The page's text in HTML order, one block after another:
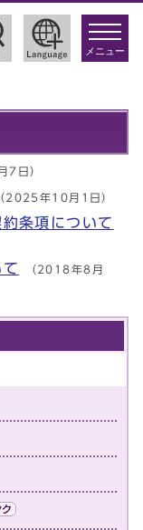
toggle
メニュー
7日）
2025年10月1日）
条項について
（2018年8月